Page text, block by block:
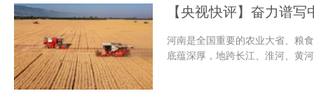
【央视快评】奋力谱
河南是全国重要的农业大省、粮
底蕴深厚，地跨长江、淮河、黄